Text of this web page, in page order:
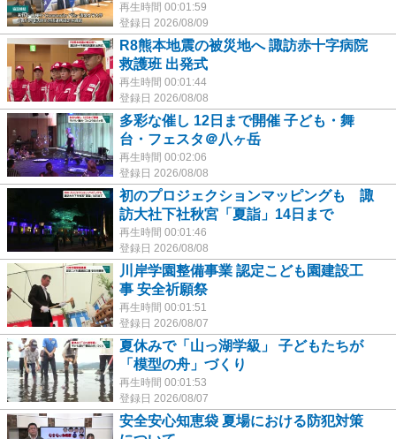
再生時間 00:01:59
登録日 2026/08/09
R8熊本地震の被災地へ 諏訪赤十字病院
救護班 出発式
再生時間 00:01:44
登録日 2026/08/08
多彩な催し 12日まで開催 子ども・舞
台・フェスタ＠八ヶ岳
再生時間 00:02:06
登録日 2026/08/08
初のプロジェクションマッピングも 諏
訪大社下社秋宮「夏詣」14日まで
再生時間 00:01:46
登録日 2026/08/08
川岸学園整備事業 認定こども園建設工
事 安全祈願祭
再生時間 00:01:51
登録日 2026/08/07
夏休みで「山っ湖学級」 子どもたちが
「模型の舟」づくり
再生時間 00:01:53
登録日 2026/08/07
安全安心知恵袋 夏場における防犯対策